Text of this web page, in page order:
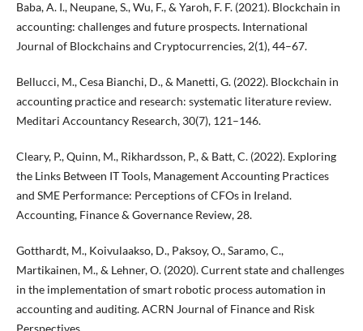
Baba, A. I., Neupane, S., Wu, F., & Yaroh, F. F. (2021). Blockchain in
accounting: challenges and future prospects. International
Journal of Blockchains and Cryptocurrencies, 2(1), 44–67.
Bellucci, M., Cesa Bianchi, D., & Manetti, G. (2022). Blockchain in
accounting practice and research: systematic literature review.
Meditari Accountancy Research, 30(7), 121–146.
Cleary, P., Quinn, M., Rikhardsson, P., & Batt, C. (2022). Exploring
the Links Between IT Tools, Management Accounting Practices
and SME Performance: Perceptions of CFOs in Ireland.
Accounting, Finance & Governance Review, 28.
Gotthardt, M., Koivulaakso, D., Paksoy, O., Saramo, C.,
Martikainen, M., & Lehner, O. (2020). Current state and challenges
in the implementation of smart robotic process automation in
accounting and auditing. ACRN Journal of Finance and Risk
Perspectives.